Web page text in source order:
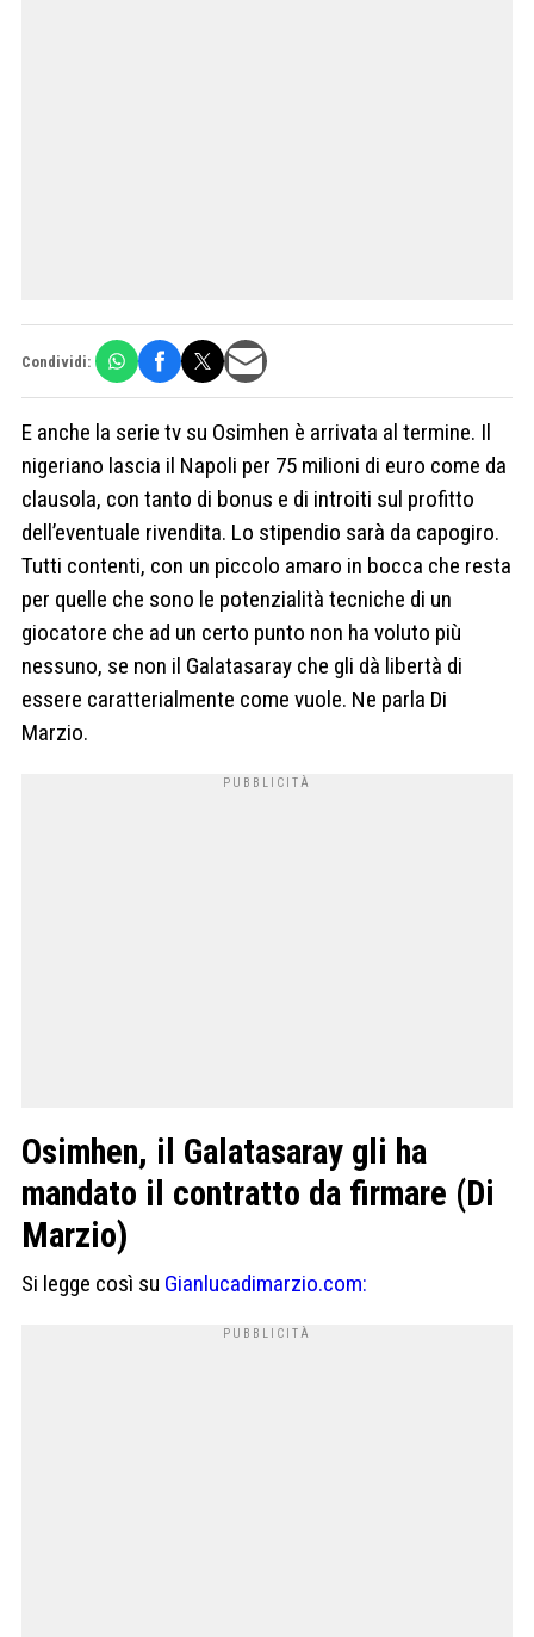
Condividi:
E anche la serie tv su Osimhen è arrivata al termine. Il
nigeriano lascia il Napoli per 75 milioni di euro come da
clausola, con tanto di bonus e di introiti sul profitto
dell’eventuale rivendita. Lo stipendio sarà da capogiro.
Tutti contenti, con un piccolo amaro in bocca che resta
per quelle che sono le potenzialità tecniche di un
giocatore che ad un certo punto non ha voluto più
nessuno, se non il Galatasaray che gli dà libertà di
essere caratterialmente come vuole. Ne parla Di
Marzio.
Osimhen, il Galatasaray gli ha
mandato il contratto da firmare (Di
Marzio)
Si legge così su Gianlucadimarzio.com: